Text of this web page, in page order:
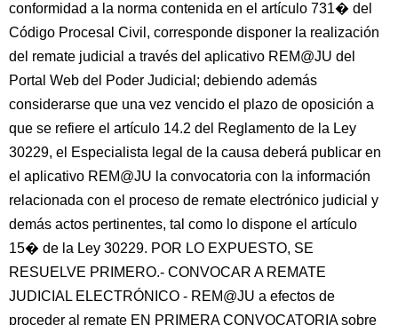
conformidad a la norma contenida en el artículo 731� del
Código Procesal Civil, corresponde disponer la realización
del remate judicial a través del aplicativo REM@JU del
Portal Web del Poder Judicial; debiendo además
considerarse que una vez vencido el plazo de oposición a
que se refiere el artículo 14.2 del Reglamento de la Ley
30229, el Especialista legal de la causa deberá publicar en
el aplicativo REM@JU la convocatoria con la información
relacionada con el proceso de remate electrónico judicial y
demás actos pertinentes, tal como lo dispone el artículo
15� de la Ley 30229. POR LO EXPUESTO, SE
RESUELVE PRIMERO.- CONVOCAR A REMATE
JUDICIAL ELECTRÓNICO - REM@JU a efectos de
proceder al remate EN PRIMERA CONVOCATORIA sobre